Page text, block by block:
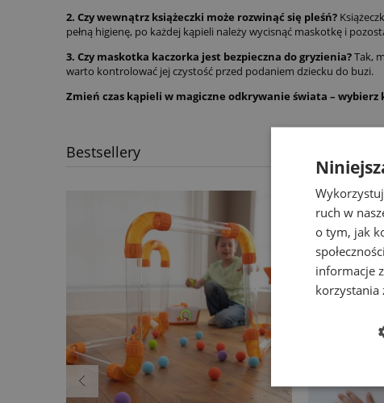
2. Czy wewnątrz książeczki może rozwinąć się pleśń?
pełną higienę, po każdej kąpieli należy wycisnąć maskotkę i
3. Czy maskotka kaczorka jest bezpieczna do gryzienia?Tak,
warto kontrolować jej czystość przed podaniem dziecku do buzi.
Zmień czas kąpieli w magiczne odkrywanie świata –
Bestsellery
ruch w
o tym, jak
informacje
korzystania